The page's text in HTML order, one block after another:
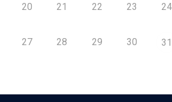
20 21 22 23 24
27 28 29 30 31